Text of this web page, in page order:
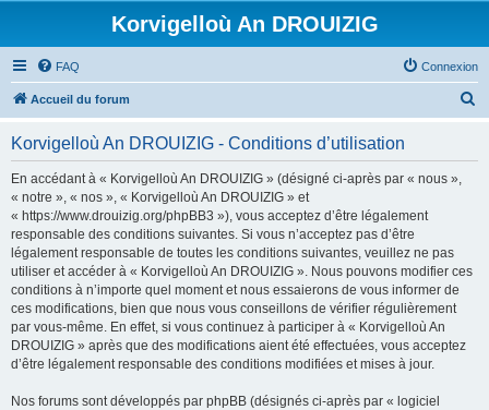
Korvigelloù An DROUIZIG
FAQ Connexion
Accueil du forum
Korvigelloù An DROUIZIG - Conditions d’utilisation
En accédant à « Korvigelloù An DROUIZIG » (désigné ci-après par « nous »,
« notre », « nos », « Korvigelloù An DROUIZIG » et
« https://www.drouizig.org/phpBB3 »), vous acceptez d’être légalement
responsable des conditions suivantes. Si vous n’acceptez pas d’être
légalement responsable de toutes les conditions suivantes, veuillez ne pas
utiliser et accéder à « Korvigelloù An DROUIZIG ». Nous pouvons modifier ces
conditions à n’importe quel moment et nous essaierons de vous informer de
ces modifications, bien que nous vous conseillons de vérifier régulièrement
par vous-même. En effet, si vous continuez à participer à « Korvigelloù An
DROUIZIG » après que des modifications aient été effectuées, vous acceptez
d’être légalement responsable des conditions modifiées et mises à jour.
Nos forums sont développés par phpBB (désignés ci-après par « logiciel